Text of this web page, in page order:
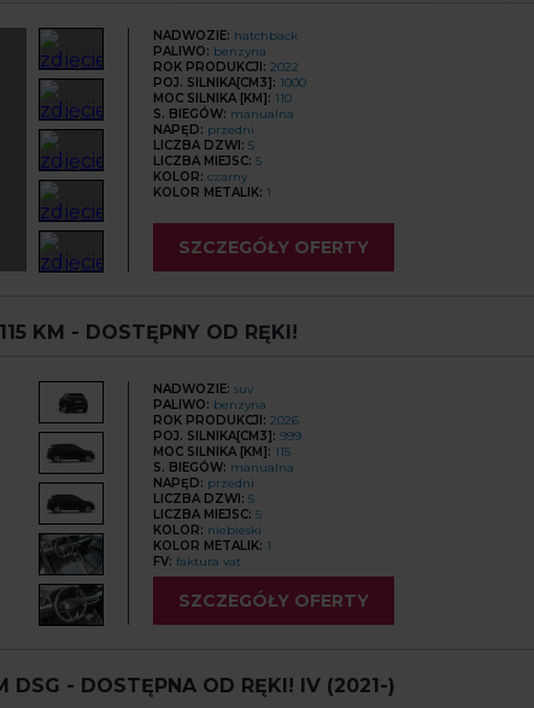
NADWOZIE: hatchback
PALIWO: benzyna
ROK PRODUKCJI: 2022
POJ. SILNIKA[CM3]: 1000
MOC SILNIKA [KM]: 110
S. BIEGÓW: manualna
NAPĘD: przedni
LICZBA DZWI: 5
LICZBA MIEJSC: 5
KOLOR: czarny
KOLOR METALIK: 1
SZCZEGÓŁY OFERTY
KM - DOSTĘPNY OD RĘKI!
NADWOZIE: suv
PALIWO: benzyna
ROK PRODUKCJI: 2026
POJ. SILNIKA[CM3]: 999
MOC SILNIKA [KM]: 115
S. BIEGÓW: manualna
NAPĘD: przedni
LICZBA DZWI: 5
LICZBA MIEJSC: 5
KOLOR: niebieski
KOLOR METALIK: 1
FV: faktura vat
SZCZEGÓŁY OFERTY
DSG - DOSTĘPNA OD RĘKI! IV (2021-)